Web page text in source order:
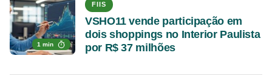
1 min
FIIS
VSHO11 vende participação em
dois shoppings no Interior Paulista
por R$ 37 milhões